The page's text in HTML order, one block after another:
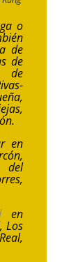
o
de
de
de
en
del
en
Los